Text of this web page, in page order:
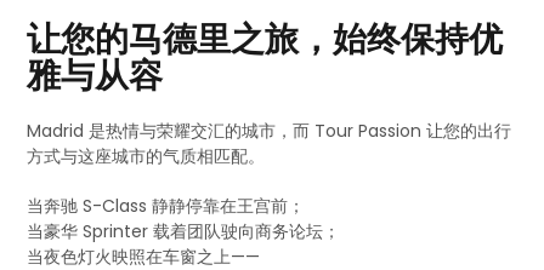
让您的马德里之旅，始终保持优
雅与从容
Madrid 是热情与荣耀交汇的城市，而 Tour Passion 让您的出行
方式与这座城市的气质相匹配。
当奔驰 S-Class 静静停靠在王宫前；
当豪华 Sprinter 载着团队驶向商务论坛；
当夜色灯火映照在车窗之上——